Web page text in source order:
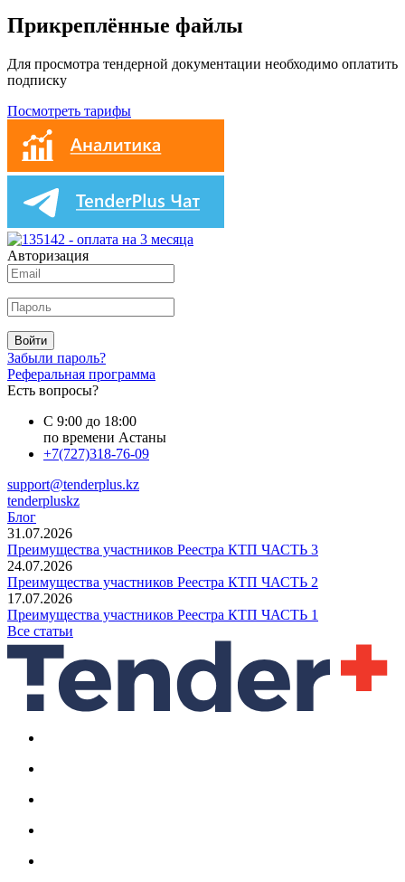
Прикреплённые файлы
Для просмотра тендерной документации необходимо оплатить
подписку
Посмотреть тарифы
Авторизация
Войти
Забыли пароль?
Реферальная программа
Есть вопросы?
С 9:00 до 18:00
по времени Астаны
+7(727)318-76-09
support@tenderplus.kz
tenderpluskz
Блог
31.07.2026
Преимущества участников Реестра КТП ЧАСТЬ 3
24.07.2026
Преимущества участников Реестра КТП ЧАСТЬ 2
17.07.2026
Преимущества участников Реестра КТП ЧАСТЬ 1
Все статьи